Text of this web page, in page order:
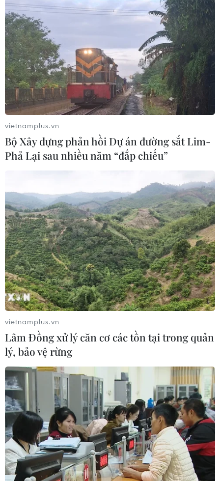
vietnamplus.vn
Bộ Xây dựng phản hồi Dự án đường sắt Lim-
Phả Lại sau nhiều năm “đắp chiếu”
vietnamplus.vn
Lâm Đồng xử lý căn cơ các tồn tại trong quản
lý, bảo vệ rừng